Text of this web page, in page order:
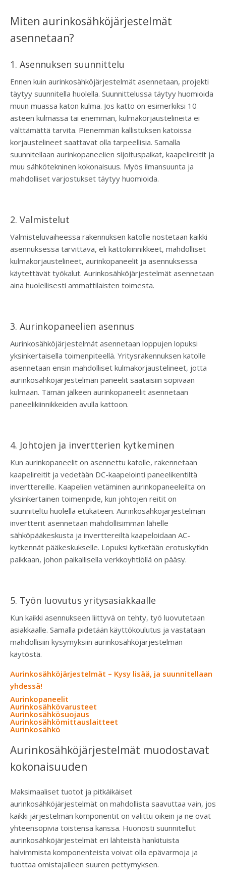
Miten aurinkosähköjärjestelmät
asennetaan?
1. Asennuksen suunnittelu
Ennen kuin aurinkosähköjärjestelmät asennetaan, projekti
täytyy suunnitella huolella. Suunnittelussa täytyy huomioida
muun muassa katon kulma. Jos katto on esimerkiksi 10
asteen kulmassa tai enemmän, kulmakorjaustelineitä ei
välttämättä tarvita. Pienemmän kallistuksen katoissa
korjaustelineet saattavat olla tarpeellisia. Samalla
suunnitellaan aurinkopaneelien sijoituspaikat, kaapelireitit ja
muu sähkötekninen kokonaisuus. Myös ilmansuunta ja
mahdolliset varjostukset täytyy huomioida.
2. Valmistelut
Valmisteluvaiheessa rakennuksen katolle nostetaan kaikki
asennuksessa tarvittava, eli kattokiinnikkeet, mahdolliset
kulmakorjaustelineet, aurinkopaneelit ja asennuksessa
käytettävät työkalut. Aurinkosähköjärjestelmät asennetaan
aina huolellisesti ammattilaisten toimesta.
3. Aurinkopaneelien asennus
Aurinkosähköjärjestelmät asennetaan loppujen lopuksi
yksinkertaisella toimenpiteellä. Yritysrakennuksen katolle
asennetaan ensin mahdolliset kulmakorjaustelineet, jotta
aurinkosähköjärjestelmän paneelit saataisiin sopivaan
kulmaan. Tämän jälkeen aurinkopaneelit asennetaan
paneelikiinnikkeiden avulla kattoon.
4. Johtojen ja invertterien kytkeminen
Kun aurinkopaneelit on asennettu katolle, rakennetaan
kaapelireitit ja vedetään DC-kaapelointi paneelikentiltä
inverttereille. Kaapelien vetäminen aurinkopaneeleilta on
yksinkertainen toimenpide, kun johtojen reitit on
suunniteltu huolella etukäteen. Aurinkosähköjärjestelmän
invertterit asennetaan mahdollisimman lähelle
sähköpääkeskusta ja inverttereiltä kaapeloidaan AC-
kytkennät pääkeskukselle. Lopuksi kytketään erotuskytkin
paikkaan, johon paikallisella verkkoyhtiöllä on pääsy.
5. Työn luovutus yritysasiakkaalle
Kun kaikki asennukseen liittyvä on tehty, työ luovutetaan
asiakkaalle. Samalla pidetään käyttökoulutus ja vastataan
mahdollisiin kysymyksiin aurinkosähköjärjestelmän
käytöstä.
Aurinkosähköjärjestelmät – Kysy lisää, ja suunnitellaan
yhdessä!
Aurinkopaneelit
Aurinkosähkö­varusteet
Aurinkosähkösuojaus
Aurinkosähkömittaus­laitteet
Aurinkosähkö
Aurinkosähköjärjestelmät muodostavat
kokonaisuuden
Maksimaaliset tuotot ja pitkäikäiset
aurinkosähköjärjestelmät on mahdollista saavuttaa vain, jos
kaikki järjestelmän komponentit on valittu oikein ja ne ovat
yhteensopivia toistensa kanssa. Huonosti suunnitellut
aurinkosähköjärjestelmät eri lähteistä hankituista
halvimmista komponenteista voivat olla epävarmoja ja
tuottaa omistajalleen suuren pettymyksen.